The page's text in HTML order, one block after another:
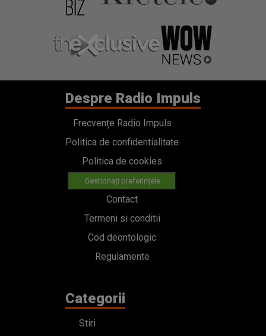
Despre Radio Impuls
Frecvențe Radio Impuls
Politica de confidentialitate
Politica de cookies
Gestionați preferințele
Contact
Termeni si conditii
Cod deontologic
Regulamente
Categorii
Stiri